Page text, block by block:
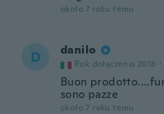
około 7 roku temu
D danilo
Rok dołączenia 2018 ·
Buon
sono pazze
około 7 roku temu